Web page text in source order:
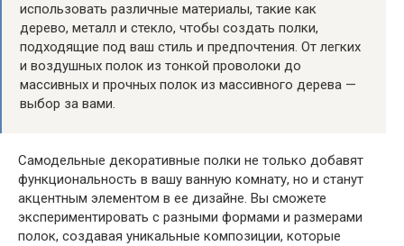
использовать различные материалы, такие как
дерево, металл и стекло, чтобы создать полки,
подходящие под ваш стиль и предпочтения. От легких
и воздушных полок из тонкой проволоки до
массивных и прочных полок из массивного дерева —
выбор за вами.
Самодельные декоративные полки не только добавят
функциональность в вашу ванную комнату, но и станут
акцентным элементом в ее дизайне. Вы сможете
экспериментировать с разными формами и размерами
полок, создавая уникальные композиции, которые